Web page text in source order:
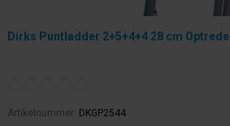
Dirks Puntladder 2+5+4+4 28 cm Optrede
Artikelnummer: DKGP2544